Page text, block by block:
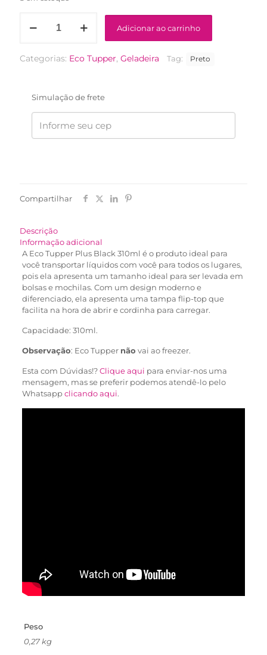
Tupper
310ml
Adicionar ao carrinho
Categorias: Eco Tupper, Geladeira Tag: Preto
Simulação de frete
Compartilhar
Descrição
Informação adicional
A Eco Tupper Plus Black 310ml é o produto ideal para
você transportar líquidos com você para todos os lugares,
pois ela apresenta um tamanho ideal para ser levada em
bolsas e mochilas. Com um design moderno e
diferenciado, ela apresenta uma tampa flip-top que
facilita na hora de abrir e cordinha para carregar.
Capacidade: 310ml.
Observação: Eco Tupper não vai ao freezer.
Esta com Dúvidas!?Clique aqui para enviar-nos uma
mensagem, mas se preferir podemos atendê-lo pelo
Whatsappclicando aqui.
Peso
0,27 kg